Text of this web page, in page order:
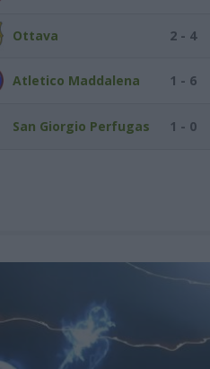
Ottava 2 - 4
Atletico Maddalena 1 - 6
San Giorgio Perfugas 1 - 0